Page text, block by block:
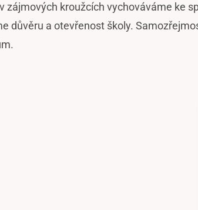
zájmových kroužcích vychováváme ke
důvěru a otevřenost školy.